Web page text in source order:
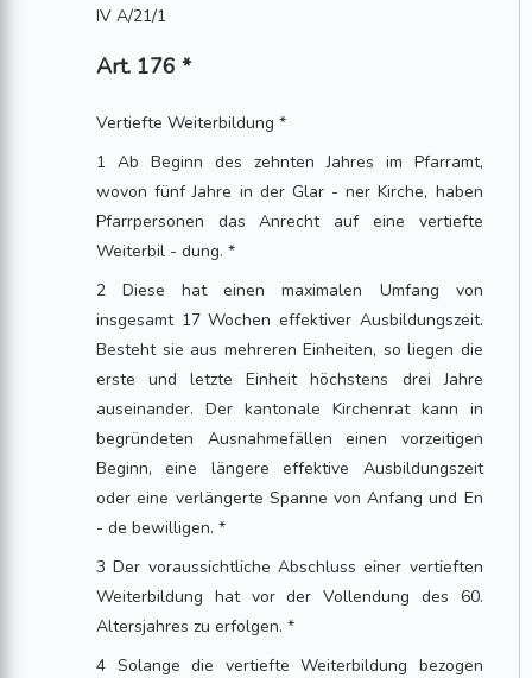
IV A/21/1
Art. 176 *
Vertiefte Weiterbildung *
1 Ab Beginn des zehnten Jahres im Pfarramt,
wovon fünf Jahre in der Glar - ner Kirche, haben
Pfarrpersonen das Anrecht auf eine vertiefte
Weiterbil - dung. *
2 Diese hat einen maximalen Umfang von
insgesamt 17 Wochen effektiver Ausbildungszeit.
Besteht sie aus mehreren Einheiten, so liegen die
erste und letzte Einheit höchstens drei Jahre
auseinander. Der kantonale Kirchenrat kann in
begründeten Ausnahmefällen einen vorzeitigen
Beginn, eine längere effektive Ausbildungszeit
oder eine verlängerte Spanne von Anfang und En
- de bewilligen. *
3 Der voraussichtliche Abschluss einer vertieften
Weiterbildung hat vor der Vollendung des 60.
Altersjahres zu erfolgen. *
4 Solange die vertiefte Weiterbildung bezogen